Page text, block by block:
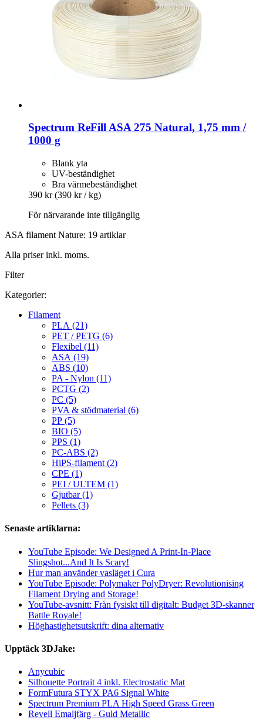
Spectrum ReFill ASA 275 Natural, 1,75 mm /
1000 g
Blank yta
UV-beständighet
Bra värmebeständighet
390 kr (390 kr / kg)
För närvarande inte tillgänglig
ASA filament Nature: 19 artiklar
Alla priser inkl. moms.
Filter
Kategorier:
Filament
PLA (21)
PET / PETG (6)
Flexibel (11)
ASA (19)
ABS (10)
PA - Nylon (11)
PCTG (2)
PC (5)
PVA & stödmaterial (6)
PP (5)
BIO (5)
PPS (1)
PC-ABS (2)
HiPS-filament (2)
CPE (1)
PEI / ULTEM (1)
Gjutbar (1)
Pellets (3)
Senaste artiklarna:
YouTube Episode: We Designed A Print-In-Place
Slingshot...And It Is Scary!
Hur man använder vasläget i Cura
YouTube Episode: Polymaker PolyDryer: Revolutionising
Filament Drying and Storage!
YouTube-avsnitt: Från fysiskt till digitalt: Budget 3D-skanner
Battle Royale!
Höghastighetsutskrift: dina alternativ
Upptäck 3DJake:
Anycubic
Silhouette Portrait 4 inkl. Electrostatic Mat
FormFutura STYX PA6 Signal White
Spectrum Premium PLA High Speed Grass Green
Revell Emaljfärg - Guld Metallic